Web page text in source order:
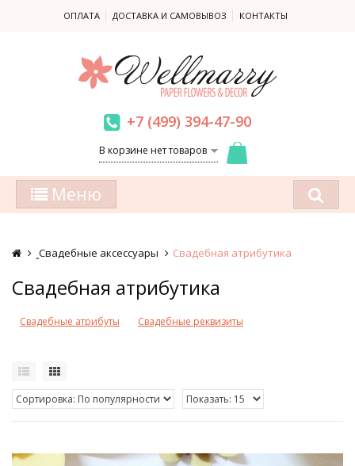
ОПЛАТА ДОСТАВКА И САМОВЫВОЗ КОНТАКТЫ
+7 (499) 394-47-90
В корзине нет товаров
Меню
ꞈСвадебные аксессуары Свадебная атрибутика
Свадебная атрибутика
Свадебные атрибуты Свадебные реквизиты